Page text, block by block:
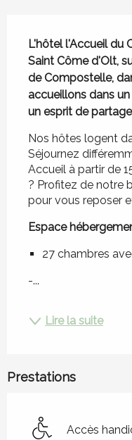
L'hôtel l'Accueil du
Saint Côme d'Olt,
de Compostelle,
accueillons dans
un esprit de
Nos hôtes logent
Séjournez
Accueil à partir de
? Profitez de notre
pour vous reposer
Espace
27 chambres
-...
Lire la suite
Prestations
Accès